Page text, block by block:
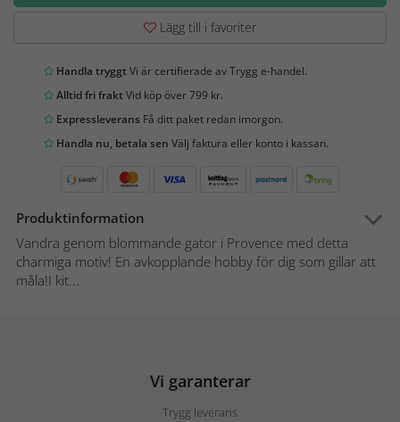
Lägg till i favoriter
Handla tryggtVi är certifierade av Trygg e-handel.
Alltid fri fraktVid köp över 799 kr.
Expressleverans Få ditt paket redan imorgon.
Handla nu, betala sen Välj faktura eller konto i kassan.
Produktinformation
Vandra genom blommande gator i Provence med detta
charmiga motiv! En avkopplande hobby för dig som gillar att
måla!I kit...
Vi garanterar
Trygg leverans